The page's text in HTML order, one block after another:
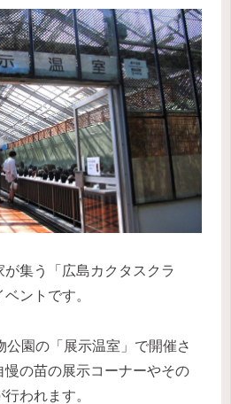
集う「広島カクタスクラ
ントです。
公園の「展示温室」で開催さ
慢の苗の展示コーナーやその
われます。